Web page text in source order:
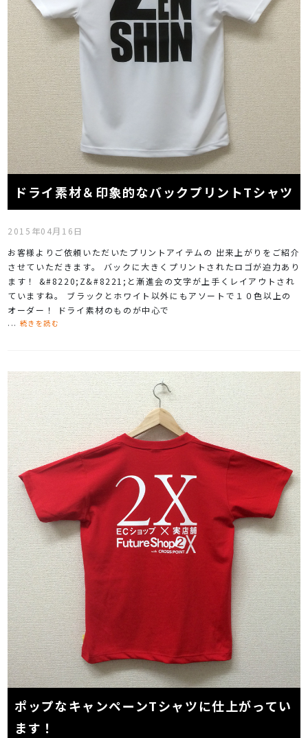
ドライ素材＆印象的なバックプリントTシャツ
2015年04月16日
お客様よりご依頼いただいたプリントアイテムの 出来上がりをご紹介
させていただきます。 バックに大きくプリントされたロゴが迫力あり
ます！ &#8220;Z&#8221;と漸進会の文字が上手くレイアウトされ
ていますね。 ブラックとホワイト以外にもアソートで１０色以上の
オーダー！ ドライ素材のものが中心で
... 続きを読む
ポップなキャンペーンTシャツに仕上がってい
ます！